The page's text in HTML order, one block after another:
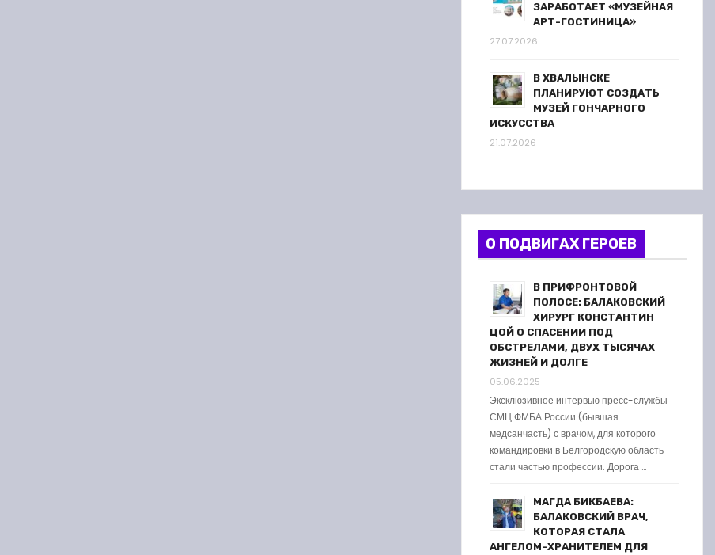
ЗАРАБОТАЕТ «МУЗЕЙНАЯ
АРТ-ГОСТИНИЦА»
27.07.2026
В ХВАЛЫНСКЕ
ПЛАНИРУЮТ СОЗДАТЬ
МУЗЕЙ ГОНЧАРНОГО
ИСКУССТВА
21.07.2026
О ПОДВИГАХ ГЕРОЕВ
В ПРИФРОНТОВОЙ
ПОЛОСЕ: БАЛАКОВСКИЙ
ХИРУРГ КОНСТАНТИН
ЦОЙ О СПАСЕНИИ ПОД
ОБСТРЕЛАМИ, ДВУХ ТЫСЯЧАХ
ЖИЗНЕЙ И ДОЛГЕ
05.06.2025
Эксклюзивное интервью пресс-службы
СМЦ ФМБА России (бывшая
медсанчасть) с врачом, для которого
командировки в Белгородскую область
стали частью профессии. Дорога …
МАГДА БИКБАЕВА:
БАЛАКОВСКИЙ ВРАЧ,
КОТОРАЯ СТАЛА
АНГЕЛОМ-ХРАНИТЕЛЕМ ДЛЯ